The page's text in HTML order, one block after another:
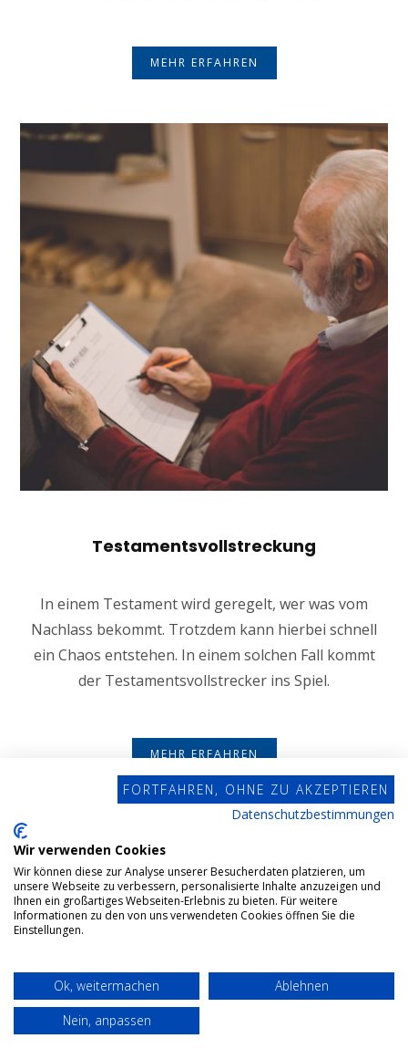
MEHR ERFAHREN
Testamentsvollstreckung
In einem Testament wird geregelt, wer was vom
Nachlass bekommt. Trotzdem kann hierbei schnell
ein Chaos entstehen. In einem solchen Fall kommt
der Testamentsvollstrecker ins Spiel.
MEHR ERFAHREN
FORTFAHREN, OHNE ZU AKZEPTIEREN
Datenschutzbestimmungen
Wir verwenden Cookies
Wir können diese zur Analyse unserer Besucherdaten platzieren, um
unsere Webseite zu verbessern, personalisierte Inhalte anzuzeigen und
Ihnen ein großartiges Webseiten-Erlebnis zu bieten. Für weitere
Informationen zu den von uns verwendeten Cookies öffnen Sie die
Einstellungen.
Ok, weitermachen
Ablehnen
Nein, anpassen